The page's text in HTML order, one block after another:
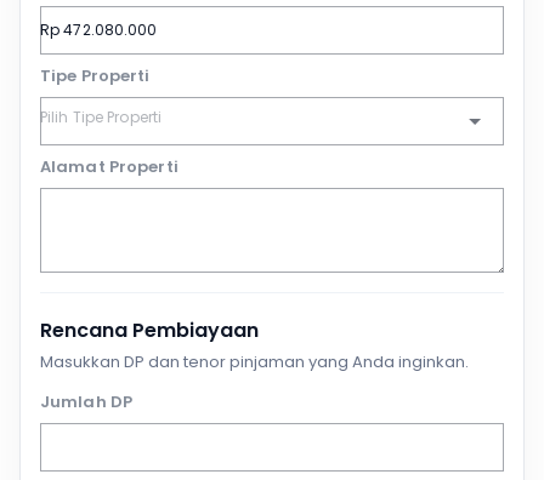
Tipe Properti
Alamat Properti
Rencana Pembiayaan
Masukkan DP dan tenor pinjaman yang Anda inginkan.
Jumlah DP